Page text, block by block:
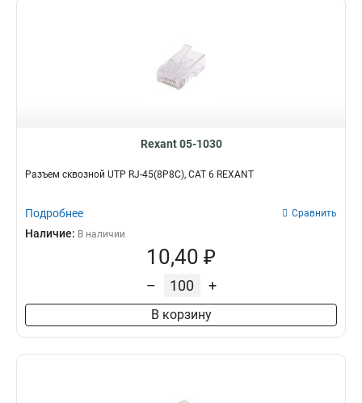
Rexant 05-1030
Разъем cквозной UTP RJ-45(8P8C), CAT 6 REXANT
Подробнее Сравнить
Наличие: В наличии
10,40 ₽
– +
В корзину